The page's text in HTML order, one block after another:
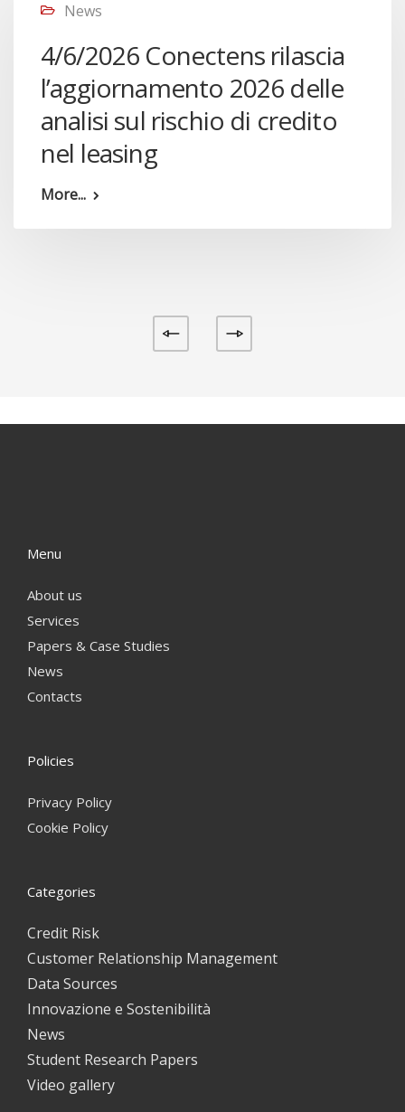
News
4/6/2026 Conectens rilascia
l’aggiornamento 2026 delle
analisi sul rischio di credito
nel leasing
More...
Menu
About us
Services
Papers & Case Studies
News
Contacts
Policies
Privacy Policy
Cookie Policy
Categories
Credit Risk
Customer Relationship Management
Data Sources
Innovazione e Sostenibilità
News
Student Research Papers
Video gallery